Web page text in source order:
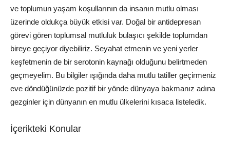
ve toplumun yaşam koşullarının da insanın mutlu olması
üzerinde oldukça büyük etkisi var. Doğal bir antidepresan
görevi gören toplumsal mutluluk bulaşıcı şekilde toplumdan
bireye geçiyor diyebiliriz. Seyahat etmenin ve yeni yerler
keşfetmenin de bir serotonin kaynağı olduğunu belirtmeden
geçmeyelim. Bu bilgiler ışığında daha mutlu tatiller geçirmeniz
eve döndüğünüzde pozitif bir yönde dünyaya bakmanız adına
gezginler için dünyanın en mutlu ülkelerini kısaca listeledik.
İçerikteki Konular